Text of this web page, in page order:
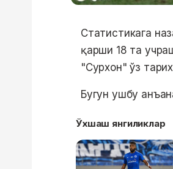
Статистикага
қарши 18 та
"Сурхон" ўз
Бугун ушбу
Ўхшаш янгиликлар